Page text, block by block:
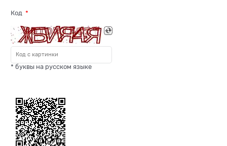
Код
* буквы на русском языке